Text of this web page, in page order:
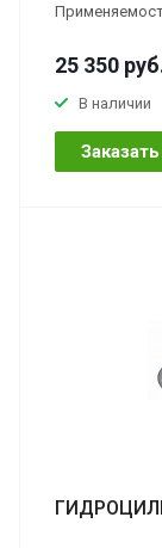
25 350
В наличии
Заказать